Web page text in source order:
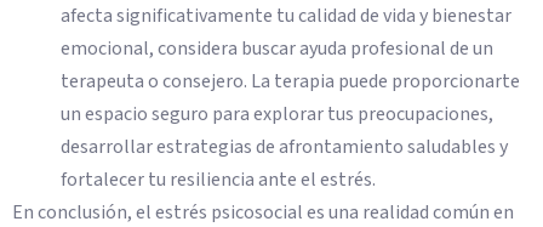
afecta significativamente tu calidad de vida y bienestar
emocional, considera buscar ayuda profesional de un
terapeuta o consejero. La terapia puede proporcionarte
un espacio seguro para explorar tus preocupaciones,
desarrollar estrategias de afrontamiento saludables y
fortalecer tu resiliencia ante el estrés.
En conclusión, el estrés psicosocial es una realidad común en